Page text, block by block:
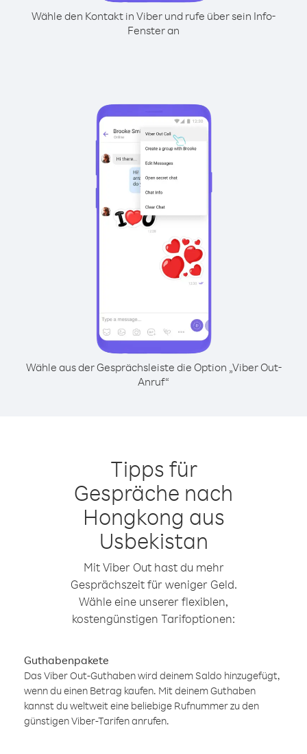
Wähle den Kontakt in Viber und rufe über sein Info-
Fenster an
Wähle aus der Gesprächsleiste die Option „Viber Out-
Anruf“
Tipps für
Gespräche nach
Hongkong aus
Usbekistan
Mit Viber Out hast du mehr
Gesprächszeit für weniger Geld.
Wähle eine unserer flexiblen,
kostengünstigen Tarifoptionen:
Guthabenpakete
Das Viber Out-Guthaben wird deinem Saldo hinzugefügt,
wenn du einen Betrag kaufen. Mit deinem Guthaben
kannst du weltweit eine beliebige Rufnummer zu den
günstigen Viber-Tarifen anrufen.